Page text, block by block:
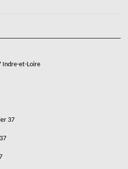
Indre-et-Loire
37